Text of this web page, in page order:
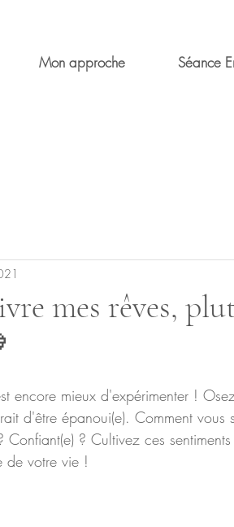
Mon approche Séance
mes rêves,
encore mieux d'expérimenter !
d'être épanoui(e). Comment vous
Confiant(e) ? Cultivez ces
de votre vie !